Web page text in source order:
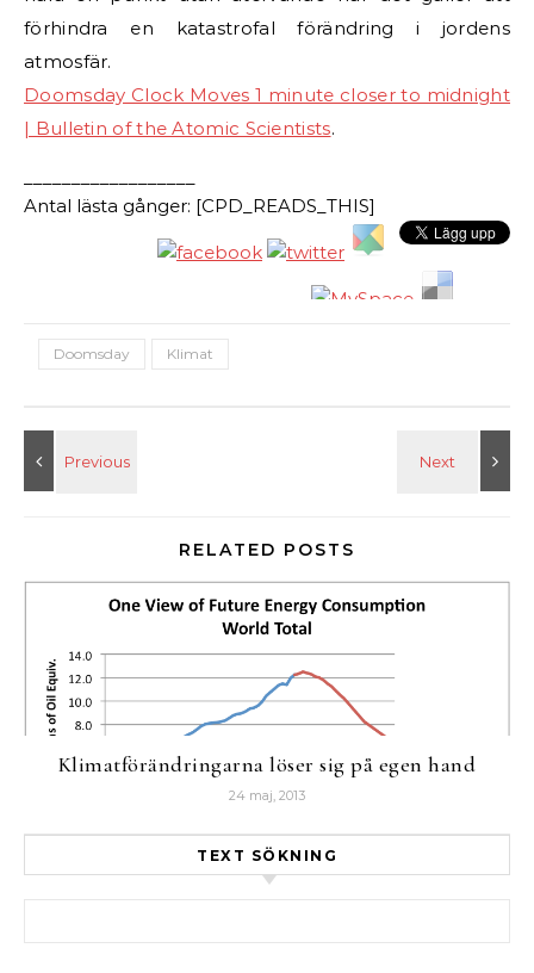
förhindra en katastrofal förändring i jordens
atmosfär.
Doomsday Clock Moves 1 minute closer to midnight
| Bulletin of the Atomic Scientists.
Antal lästa gånger: [CPD_READS_THIS]
Doomsday Klimat
RELATED POSTS
Klimatförändringarna löser sig på egen hand
24 maj, 2013
TEXT SÖKNING